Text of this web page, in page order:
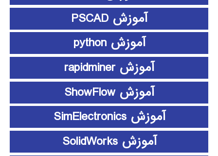
آموزش PSCAD
آموزش python
آموزش rapidminer
آموزش ShowFlow
آموزش SimElectronics
آموزش SolidWorks